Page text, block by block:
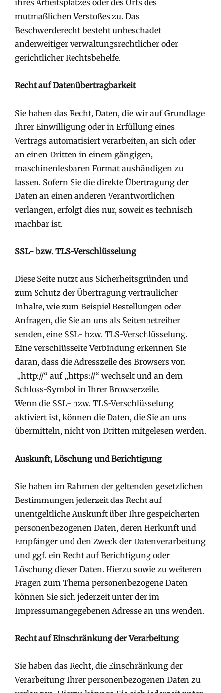
ihres Arbeitsplatzes oder des Orts des
mutmaßlichen Verstoßes zu. Das
Beschwerderecht besteht unbeschadet
anderweitiger verwaltungsrechtlicher oder
gerichtlicher Rechtsbehelfe.
Recht auf Datenübertragbarkeit
Sie haben das Recht, Daten, die wir auf Grundlage
Ihrer Einwilligung oder in Erfüllung eines
Vertrags automatisiert verarbeiten, an sich oder
an einen Dritten in einem gängigen,
maschinenlesbaren Format aushändigen zu
lassen. Sofern Sie die direkte Übertragung der
Daten an einen anderen Verantwortlichen
verlangen, erfolgt dies nur, soweit es technisch
machbar ist.
SSL- bzw. TLS-Verschlüsselung
Diese Seite nutzt aus Sicherheitsgründen und
zum Schutz der Übertragung vertraulicher
Inhalte, wie zum Beispiel Bestellungen oder
Anfragen, die Sie an uns als Seitenbetreiber
senden, eine SSL- bzw. TLS-Verschlüsselung.
Eine verschlüsselte Verbindung erkennen Sie
daran, dass die Adresszeile des Browsers von
„http://“ auf „https://“ wechselt und an dem
Schloss-Symbol in Ihrer Browserzeile.
Wenn die SSL- bzw. TLS-Verschlüsselung
aktiviert ist, können die Daten, die Sie an uns
übermitteln, nicht von Dritten mitgelesen werden.
Auskunft, Löschung und Berichtigung
Sie haben im Rahmen der geltenden gesetzlichen
Bestimmungen jederzeit das Recht auf
unentgeltliche Auskunft über Ihre gespeicherten
personenbezogenen Daten, deren Herkunft und
Empfänger und den Zweck der Datenverarbeitung
und ggf. ein Recht auf Berichtigung oder
Löschung dieser Daten. Hierzu sowie zu weiteren
Fragen zum Thema personenbezogene Daten
können Sie sich jederzeit unter der im
Impressumangegebenen Adresse an uns wenden.
Recht auf Einschränkung der Verarbeitung
Sie haben das Recht, die Einschränkung der
Verarbeitung Ihrer personenbezogenen Daten zu